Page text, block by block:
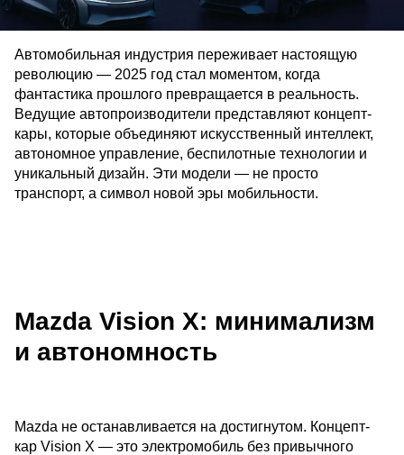
Автомобильная индустрия переживает настоящую
революцию — 2025 год стал моментом, когда
фантастика прошлого превращается в реальность.
Ведущие автопроизводители представляют концепт-
кары, которые объединяют искусственный интеллект,
автономное управление, беспилотные технологии и
уникальный дизайн. Эти модели — не просто
транспорт, а символ новой эры мобильности.
Mazda Vision X: минимализм
и автономность
Mazda не останавливается на достигнутом. Концепт-
кар Vision X — это электромобиль без привычного